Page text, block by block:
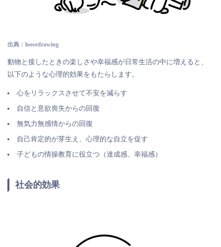
出典：loosedrawing
動物と接したときの楽しさや幸福感が日常生活の中に増えると、
以下のような心理的効果をもたらします。
心をリラックスさせて不安を減らす
自信と意欲喪失からの回復
無気力無感情からの回復
自己肯定的が芽生え、心理的な自立を促す
子どもの情操教育に役立つ（達成感、幸福感）
社会的効果